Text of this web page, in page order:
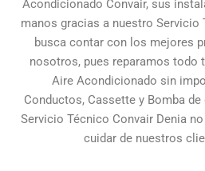
Acondicionado Convair, sus
manos gracias a nuestro Servicio
busca contar con los mejores
nosotros, pues reparamos todo
Aire Acondicionado sin
Conductos, Cassette y Bomba
Servicio Técnico Convair Denia
cuidar de nuestros